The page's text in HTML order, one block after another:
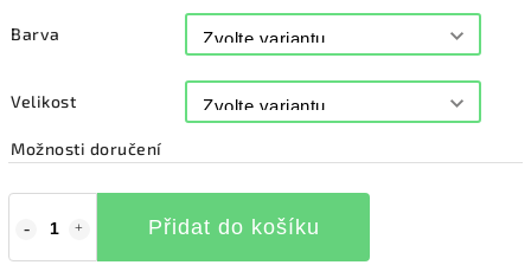
Barva
Velikost
Možnosti doručení
Přidat do košíku